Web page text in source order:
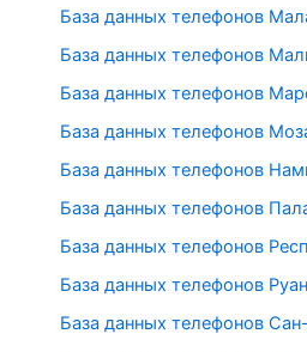
База данных телефонов
База данных телефонов
База данных телефонов
База данных телефонов
База данных телефонов
База данных телефонов
База данных телефонов
База данных телефонов
База данных телефонов